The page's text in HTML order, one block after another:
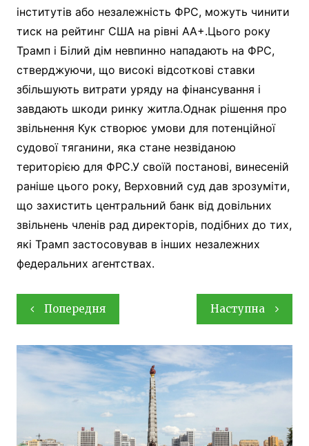
інститутів або незалежність ФРС, можуть чинити
тиск на рейтинг США на рівні AA+.Цього року
Трамп і Білий дім невпинно нападають на ФРС,
стверджуючи, що високі відсоткові ставки
збільшують витрати уряду на фінансування і
завдають шкоди ринку житла.Однак рішення про
звільнення Кук створює умови для потенційної
судової тяганини, яка стане незвіданою
територією для ФРС.У своїй постанові, винесеній
раніше цього року, Верховний суд дав зрозуміти,
що захистить центральний банк від довільних
звільнень членів рад директорів, подібних до тих,
які Трамп застосовував в інших незалежних
федеральних агентствах.
Навігація
записів
Попередня Наступна